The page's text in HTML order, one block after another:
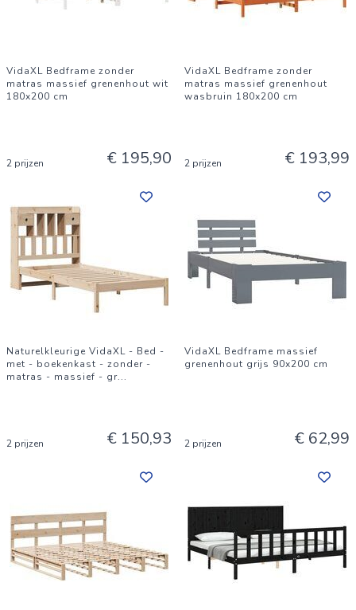
VidaXL Bedframe zonder
matras massief grenenhout wit
180x200 cm
2 prijzen € 195,90
VidaXL Bedframe zonder
matras massief grenenhout
wasbruin 180x200 cm
2 prijzen € 193,99
Naturelkleurige VidaXL - Bed -
met - boekenkast - zonder -
matras - massief - gr...
2 prijzen € 150,93
VidaXL Bedframe massief
grenenhout grijs 90x200 cm
2 prijzen € 62,99